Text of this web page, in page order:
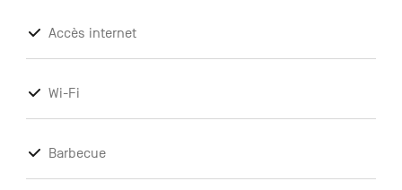
Accès internet
Wi-Fi
Barbecue